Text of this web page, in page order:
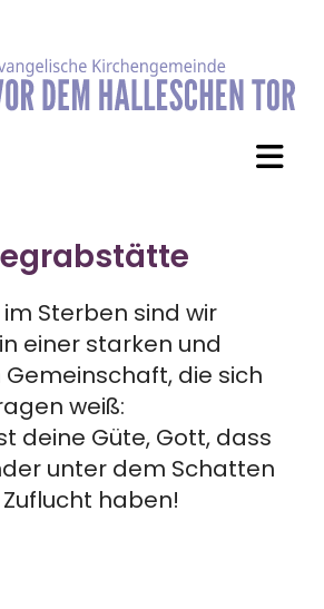
Sterben sind wir
einer starken und
die sich
weiß:
deine Güte, Gott, dass
unter dem Schatten
haben!